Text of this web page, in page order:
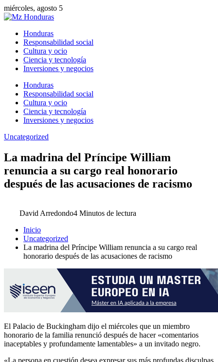
miércoles, agosto 5
Honduras
Responsabilidad social
Cultura y ocio
Ciencia y tecnología
Inversiones y negocios
Honduras
Responsabilidad social
Cultura y ocio
Ciencia y tecnología
Inversiones y negocios
Uncategorized
La madrina del Príncipe William
renuncia a su cargo real honorario
después de las acusaciones de racismo
David Arredondo4 Minutos de lectura
Inicio
Uncategorized
La madrina del Príncipe William renuncia a su cargo real
honorario después de las acusaciones de racismo
El Palacio de Buckingham dijo el miércoles que un miembro
honorario de la familia renunció después de hacer «comentarios
inaceptables y profundamente lamentables» a un invitado negro.
«La persona en cuestión desea expresar sus más profundas disculpas